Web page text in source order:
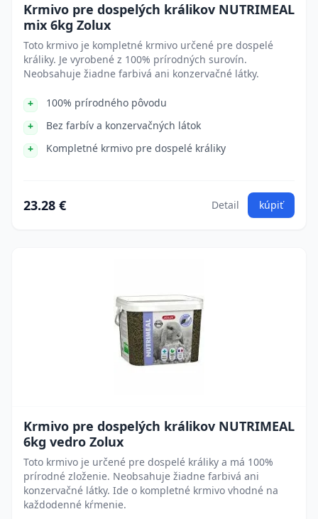
Krmivo pre dospelých králikov NUTRIMEAL
mix 6kg Zolux
Toto krmivo je kompletné krmivo určené pre dospelé
králiky. Je vyrobené z 100% prírodných surovín.
Neobsahuje žiadne farbivá ani konzervačné látky.
100% prírodného pôvodu
Bez farbív a konzervačných látok
Kompletné krmivo pre dospelé králiky
23.28 € Detail kúpiť
Krmivo pre dospelých králikov NUTRIMEAL
6kg vedro Zolux
Toto krmivo je určené pre dospelé králiky a má 100%
prírodné zloženie. Neobsahuje žiadne farbivá ani
konzervačné látky. Ide o kompletné krmivo vhodné na
každodenné kŕmenie.